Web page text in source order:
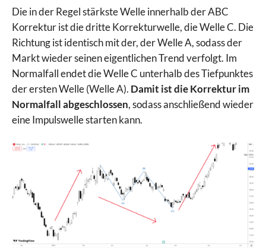
Die in der Regel stärkste Welle innerhalb der ABC
Korrektur ist die dritte Korrekturwelle, die Welle C. Die
Richtung ist identisch mit der, der Welle A, sodass der
Markt wieder seinen eigentlichen Trend verfolgt. Im
Normalfall endet die Welle C unterhalb des Tiefpunktes
der ersten Welle (Welle A). Damit ist die Korrektur im
Normalfall abgeschlossen, sodass anschließend wieder
eine Impulswelle starten kann.